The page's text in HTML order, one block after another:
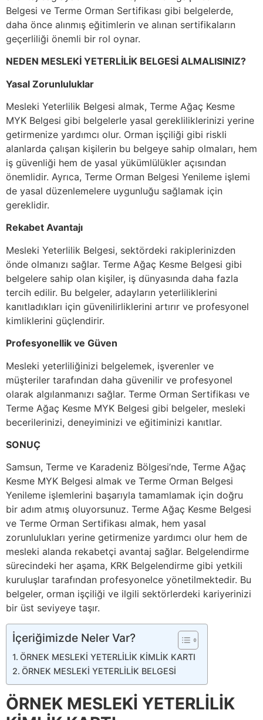
Belgesi ve Terme Orman Sertifikası gibi belgelerde,
daha önce alınmış eğitimlerin ve alınan sertifikaların
geçerliliği önemli bir rol oynar.
NEDEN MESLEKİ YETERLİLİK BELGESİ ALMALISINIZ?
Yasal Zorunluluklar
Mesleki Yeterlilik Belgesi almak, Terme Ağaç Kesme
MYK Belgesi gibi belgelerle yasal gerekliliklerinizi yerine
getirmenize yardımcı olur. Orman işçiliği gibi riskli
alanlarda çalışan kişilerin bu belgeye sahip olmaları, hem
iş güvenliği hem de yasal yükümlülükler açısından
önemlidir. Ayrıca, Terme Orman Belgesi Yenileme işlemi
de yasal düzenlemelere uygunluğu sağlamak için
gereklidir.
Rekabet Avantajı
Mesleki Yeterlilik Belgesi, sektördeki rakiplerinizden
önde olmanızı sağlar. Terme Ağaç Kesme Belgesi gibi
belgelere sahip olan kişiler, iş dünyasında daha fazla
tercih edilir. Bu belgeler, adayların yeterliliklerini
kanıtladıkları için güvenilirliklerini artırır ve profesyonel
kimliklerini güçlendirir.
Profesyonellik ve Güven
Mesleki yeterliliğinizi belgelemek, işverenler ve
müşteriler tarafından daha güvenilir ve profesyonel
olarak algılanmanızı sağlar. Terme Orman Sertifikası ve
Terme Ağaç Kesme MYK Belgesi gibi belgeler, mesleki
becerilerinizi, deneyiminizi ve eğitiminizi kanıtlar.
SONUÇ
Samsun, Terme ve Karadeniz Bölgesi’nde, Terme Ağaç
Kesme MYK Belgesi almak ve Terme Orman Belgesi
Yenileme işlemlerini başarıyla tamamlamak için doğru
bir adım atmış oluyorsunuz. Terme Ağaç Kesme Belgesi
ve Terme Orman Sertifikası almak, hem yasal
zorunlulukları yerine getirmenize yardımcı olur hem de
mesleki alanda rekabetçi avantaj sağlar. Belgelendirme
sürecindeki her aşama, KRK Belgelendirme gibi yetkili
kuruluşlar tarafından profesyonelce yönetilmektedir. Bu
belgeler, orman işçiliği ve ilgili sektörlerdeki kariyerinizi
bir üst seviyeye taşır.
İçeriğimizde Neler Var?
ÖRNEK MESLEKİ YETERLİLİK KİMLİK KARTI
ÖRNEK MESLEKİ YETERLİLİK BELGESİ
ÖRNEK MESLEKİ YETERLİLİK